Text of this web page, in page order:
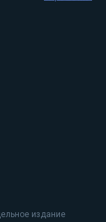
издание